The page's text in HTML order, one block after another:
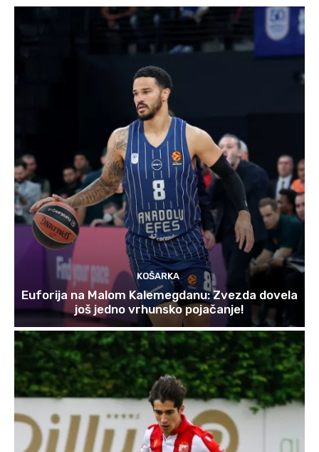
KOŠARKA
Euforija na Malom Kalemegdanu: Zvezda dovela
još jedno vrhunsko pojačanje!